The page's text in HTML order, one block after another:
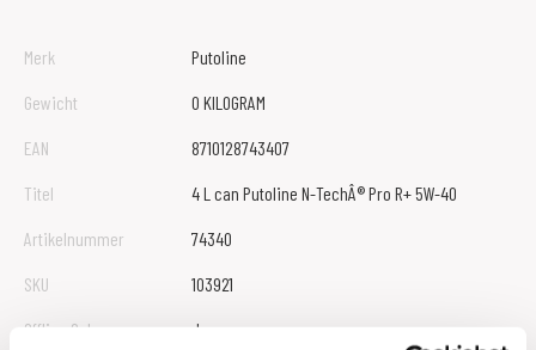
Merk
Putoline
Gewicht
0 KILOGRAM
EAN
8710128743407
Titel
4 L can Putoline N-TechÂ® Pro R+ 5W-40
Artikelnummer
74340
SKU
103921
Offline Sales
Ja